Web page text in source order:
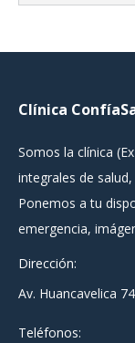
Clínica
Somos la clínica
integrales de
Ponemos a tu
emergencia,
Dirección:
Av. Huancavelica
Teléfonos: